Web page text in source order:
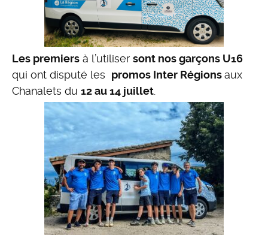
Les premiers à l’utiliser sont nos garçons U16
qui ont disputé les promos Inter Régionsaux
Chanalets du 12 au 14 juillet